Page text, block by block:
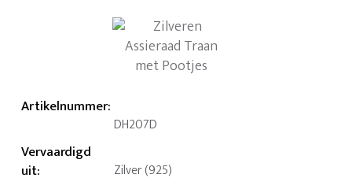
Artikelnummer:
DH207D
Vervaardigd
uit: Zilver (925)